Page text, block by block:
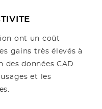
ont un coût
gains très élevés à
des données CAD
et les